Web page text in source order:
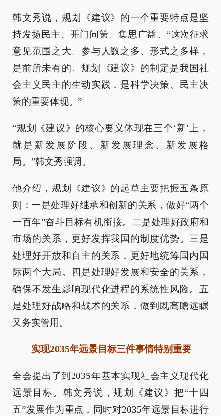
韩文秀说，规划《建议》的一个重要特点是坚
持发扬民主、开门问策、集思广益。“这次征求
意见范围之大、参与人数之多、形式之多样，
是前所未有的。规划《建议》的制定是我国社
会主义民主的生动实践，是科学决策、民主决
策的重要体现。”
“规划《建议》的核心要义体现在三个‘新’上，
就是新发展阶段、新发展理念、新发展格
局。”韩文秀强调。
他介绍，规划《建议》的起草主要把握五条原
则：一是处理好继承和创新的关系，做好“两个
一百年”奋斗目标有机衔接。二是处理好政府和
市场的关系，更好发挥我国的制度优势。三是
处理好开放和自主的关系，更好地统筹国内国
际两个大局。四是处理好发展和安全的关系，
确保不发生影响现代化进程的系统性风险。五
是处理好战略和战术的关系，做到既高瞻远瞩
又务实管用。
实现2035年远景目标三件事情特别重要
全会提出了到2035年基本实现社会主义现代化
远景目标。韩文秀说，规划《建议》把“十四
五”发展作为重点，同时对2035年远景目标进行